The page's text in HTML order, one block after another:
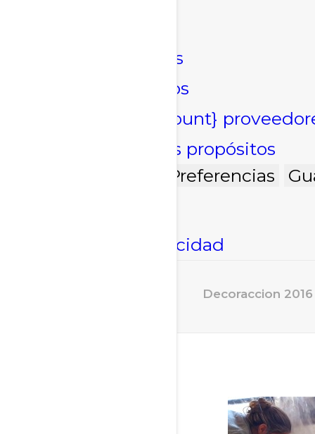
Administrar opciones
Gestionar los servicios
Gestionar {vendor_count}
Leer más sobre estos propósitos
Preferencias
Declaración de privacidad
Decoraccion